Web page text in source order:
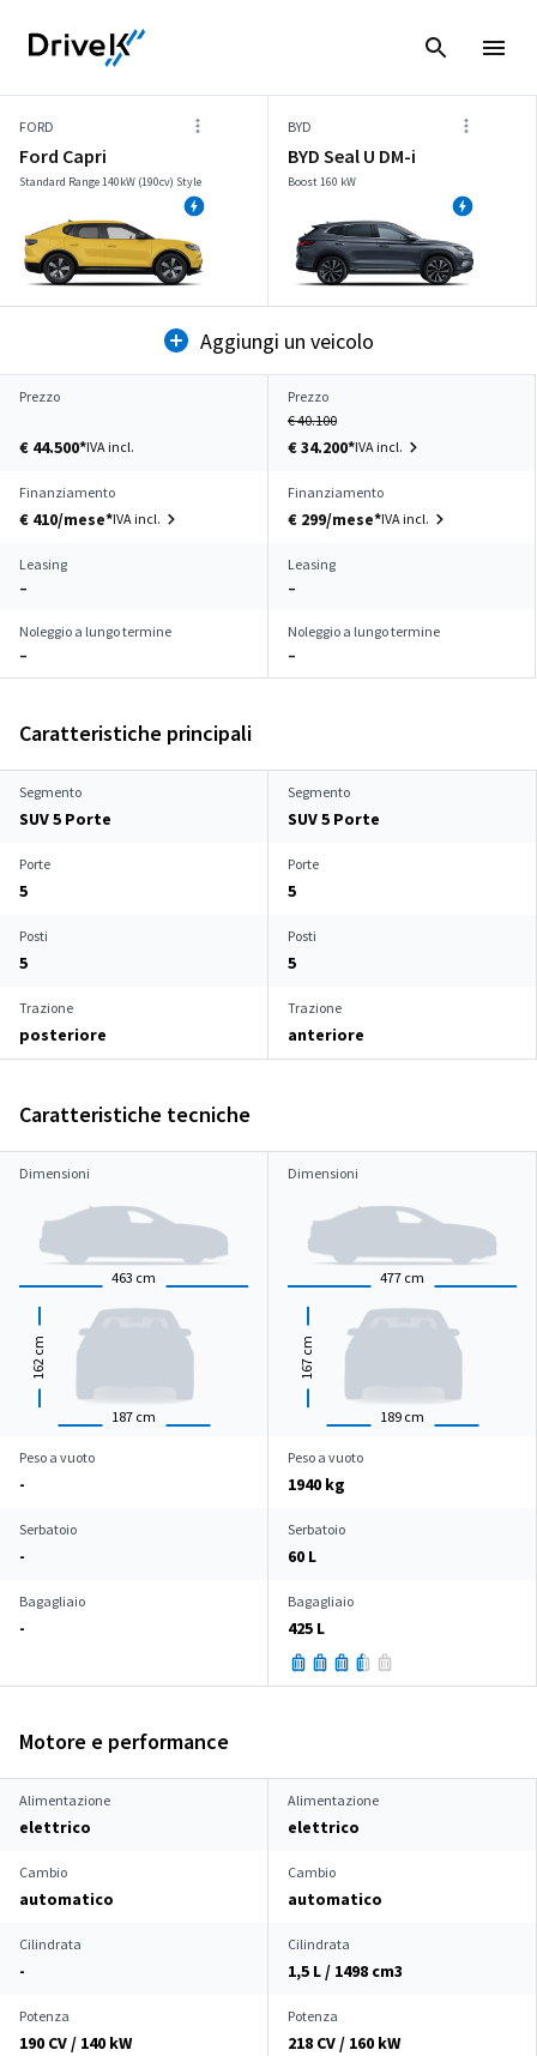
FORD
Ford Capri
Standard Range 140kW (190cv) Style
BYD
BYD Seal U DM-i
Boost 160 kW
Aggiungi un veicolo
Prezzo
€ 44.500*IVA incl.
Prezzo
€ 40.100
€ 34.200*IVA incl.
Finanziamento
€ 410/mese*IVA incl.
Finanziamento
€ 299/mese*IVA incl.
Leasing
–
Leasing
–
Noleggio a lungo termine
–
Noleggio a lungo termine
–
Caratteristiche principali
Segmento
SUV 5 Porte
Segmento
SUV 5 Porte
Porte
5
Porte
5
Posti
5
Posti
5
Trazione
posteriore
Trazione
anteriore
Caratteristiche tecniche
Dimensioni
463 cm
187 cm
162
cm
Dimensioni
477 cm
189 cm
167
cm
Peso a vuoto
-
Peso a vuoto
1940 kg
Serbatoio
-
Serbatoio
60 L
Bagagliaio
-
Bagagliaio
425 L
Motore e performance
Alimentazione
elettrico
Alimentazione
elettrico
Cambio
automatico
Cambio
automatico
Cilindrata
-
Cilindrata
1,5 L / 1498 cm3
Potenza
190 CV / 140 kW
Potenza
218 CV / 160 kW